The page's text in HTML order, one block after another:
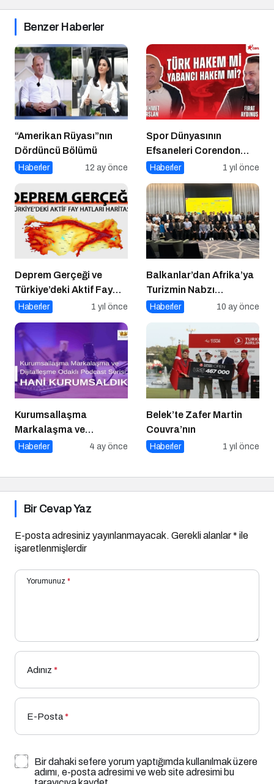
Benzer Haberler
“Amerikan Rüyası”nın
Dördüncü Bölümü
Haberler 12 ay önce
Spor Dünyasının
Efsaneleri Corendon
Sport Talks’ta
Haberler 1 yıl önce
Deprem Gerçeği ve
Türkiye’deki Aktif Fay
Hatları (Tüm Şehirler)
Haberler 1 yıl önce
Balkanlar’dan Afrika’ya
Turizmin Nabzı
Uzakrota Dubai’de Attı
Haberler 10 ay önce
Kurumsallaşma
Markalaşma ve
Dijitalleşme Odaklı
Haberler 4 ay önce
Belek’te Zafer Martin
Couvra’nın
Haberler 1 yıl önce
Bir Cevap Yaz
E-posta adresiniz yayınlanmayacak. Gerekli alanlar* ile
işaretlenmişlerdir
Yorumunuz *
Adınız *
E-Posta*
Bir dahaki sefere yorum yaptığımda kullanılmak üzere
adımı, e-posta adresimi ve web site adresimi bu